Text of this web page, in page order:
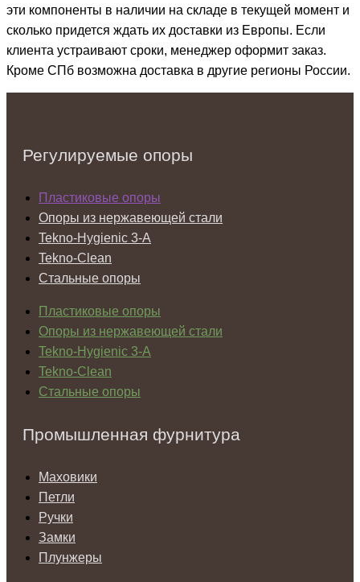
эти компоненты в наличии на складе в текущей момент и
сколько придется ждать их доставки из Европы. Если
клиента устраивают сроки, менеджер оформит заказ.
Кроме СПб возможна доставка в другие регионы России.
Регулируемые опоры
Пластиковые опоры
Опоры из нержавеющей стали
Tekno-Hygienic 3-А
Tekno-Clean
Стальные опоры
Пластиковые опоры
Опоры из нержавеющей стали
Tekno-Hygienic 3-А
Tekno-Clean
Стальные опоры
Промышленная фурнитура
Маховики
Петли
Ручки
Замки
Плунжеры